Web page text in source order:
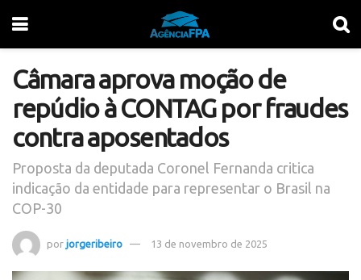
Câmara aprova moção de
repúdio à CONTAG por fraudes
contra aposentados
Proposta da deputada Coronel Fernanda critica
indicação da entidade para representar o Brasil na
COP-30
por jorgeribeiro 13 de novembro de 2025